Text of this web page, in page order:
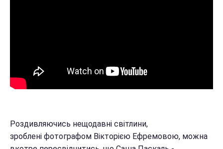
Роздивляючись нещодавні світлини,
зроблені фотографом Вікторією Ефремовою, можна